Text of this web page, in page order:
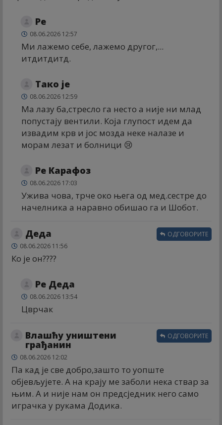
Ре
08.06.2026 12:57
Ми лажемо себе, лажемо другог,...
итдитдитд.
Тако је
08.06.2026 12:59
Ма лазу ба,стресло га несто а није ни млад
попустају вентили. Која глупост идем да
извадим крв и јос мозда неке налазе и
морам лезат и болници 😢
Ре Карафоз
08.06.2026 17:03
Ужива чова, трче око њега од мед.сестре до
начелника а наравно обишао га и Шобот.
Деда
08.06.2026 11:56
Ко је он????
ОДГОВОРИТЕ
Ре Деда
08.06.2026 13:54
Цврчак
Влашћу уништени
грађанин
08.06.2026 12:02
Па кад је све добро,зашто то уопште
објевљујете. А на крају ме заболи нека ствар за
њим. А и није нам он предсједник него само
играчка у рукама Додика.
ОДГОВОРИТЕ